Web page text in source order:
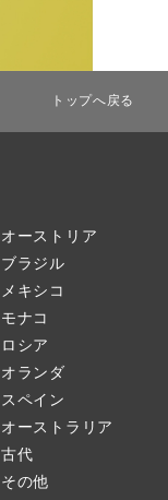
トップへ戻る
オーストリア
ブラジル
メキシコ
モナコ
ロシア
オランダ
スペイン
オーストラリア
古代
その他